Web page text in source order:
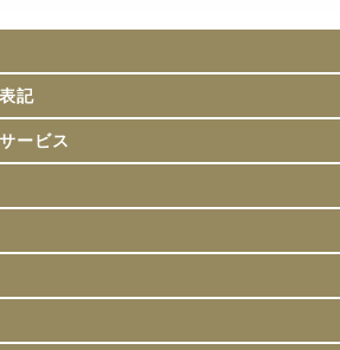
記
ービス